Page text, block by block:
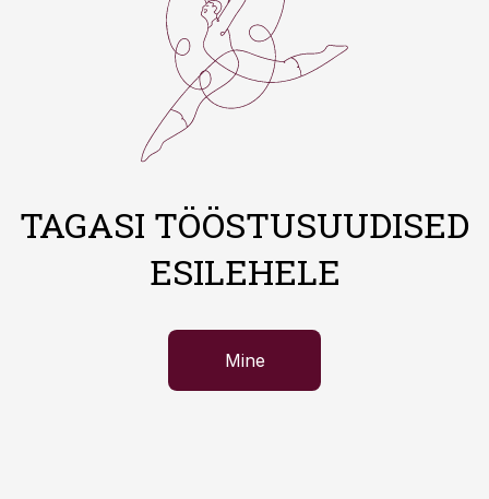
TAGASI TÖÖSTUSUUDISED
ESILEHELE
Mine